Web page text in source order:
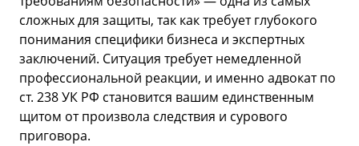
сложных для защиты, так как требует глубокого
понимания специфики бизнеса и экспертных
заключений. Ситуация требует немедленной
профессиональной реакции, и именно адвокат по
ст. 238 УК РФ становится вашим единственным
щитом от произвола следствия и сурового
приговора.